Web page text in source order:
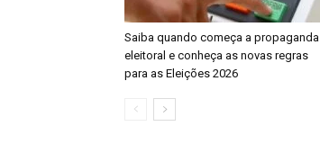
Saiba quando começa a propaganda
eleitoral e conheça as novas regras
para as Eleições 2026